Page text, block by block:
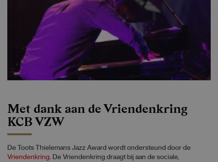
Met dank aan de Vriendenkring
KCB VZW
De Toots Thielemans Jazz Award wordt ondersteund door de
Vriendenkring. De Vriendenkring draagt bij aan de sociale,